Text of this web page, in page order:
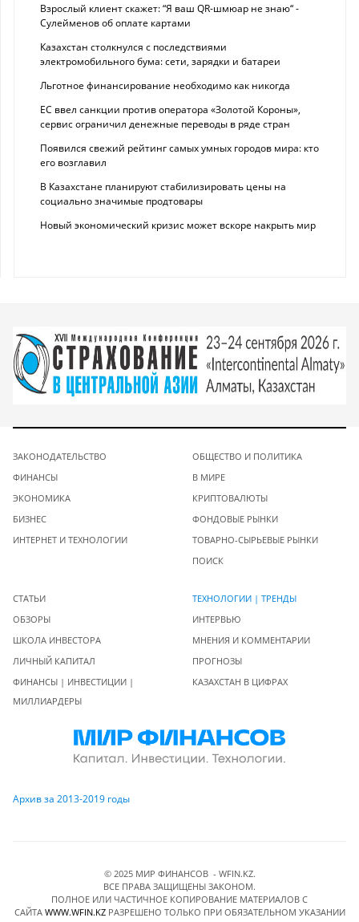
Взрослый клиент скажет: “Я ваш QR-шмюар не знаю“ -
Сулейменов об оплате картами
Казахстан столкнулся с последствиями
электромобильного бума: сети, зарядки и батареи
Льготное финансирование необходимо как никогда
ЕС ввел санкции против оператора «Золотой Короны»,
сервис ограничил денежные переводы в ряде стран
Появился свежий рейтинг самых умных городов мира: кто
его возглавил
В Казахстане планируют стабилизировать цены на
социально значимые продтовары
Новый экономический кризис может вскоре накрыть мир
ЗАКОНОДАТЕЛЬСТВО
ФИНАНСЫ
ЭКОНОМИКА
БИЗНЕС
ИНТЕРНЕТ И ТЕХНОЛОГИИ
ОБЩЕСТВО И ПОЛИТИКА
В МИРЕ
КРИПТОВАЛЮТЫ
ФОНДОВЫЕ РЫНКИ
ТОВАРНО-СЫРЬЕВЫЕ РЫНКИ
ПОИСК
СТАТЬИ
ОБЗОРЫ
ШКОЛА ИНВЕСТОРА
ЛИЧНЫЙ КАПИТАЛ
ФИНАНСЫ | ИНВЕСТИЦИИ |
МИЛЛИАРДЕРЫ
ТЕХНОЛОГИИ | ТРЕНДЫ
ИНТЕРВЬЮ
МНЕНИЯ И КОММЕНТАРИИ
ПРОГНОЗЫ
КАЗАХСТАН В ЦИФРАХ
Архив за 2013-2019 годы
© 2025 МИР ФИНАНСОВ - WFIN.KZ.
ВСЕ ПРАВА ЗАЩИЩЕНЫ ЗАКОНОМ.
ПОЛНОЕ ИЛИ ЧАСТИЧНОЕ КОПИРОВАНИЕ МАТЕРИАЛОВ C
САЙТА WWW.WFIN.KZРАЗРЕШЕНО ТОЛЬКО ПРИ ОБЯЗАТЕЛЬНОМ УКАЗАНИИ